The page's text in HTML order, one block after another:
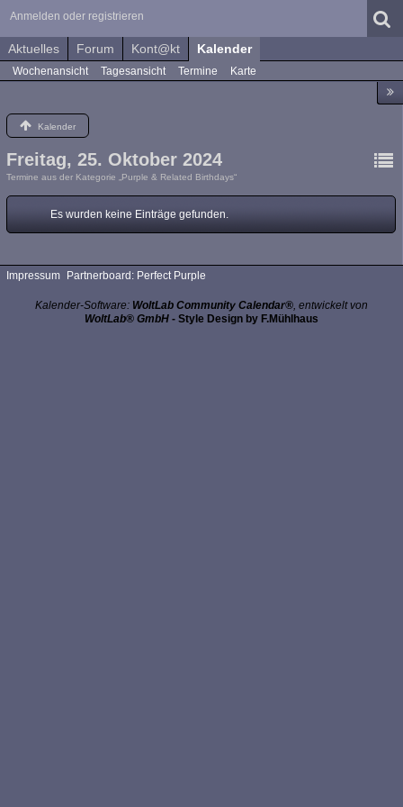
Anmelden oder registrieren
Aktuelles Forum Kont@kt Kalender
Wochenansicht Tagesansicht Termine Karte
Kalender
Freitag, 25. Oktober 2024
Termine aus der Kategorie „Purple & Related Birthdays“
Es wurden keine Einträge gefunden.
Impressum Partnerboard: Perfect Purple
Kalender-Software: WoltLab Community Calendar®, entwickelt von
WoltLab® GmbH